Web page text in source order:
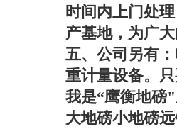
时间内上门处
产基地，为广
五、公司另有
重计量设备。
我是“鹰衡地磅"
大地磅小地磅